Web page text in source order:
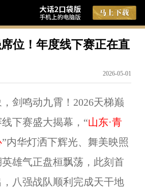
位！年度线下赛正在直
2026-05-01
鸣动九霄！2026天梯巅
下赛盛大揭幕，“山东·青
”内华灯洒下辉光、舞美映照
雄气正盘桓飘荡，此刻首
八强战队顺利完成天干地